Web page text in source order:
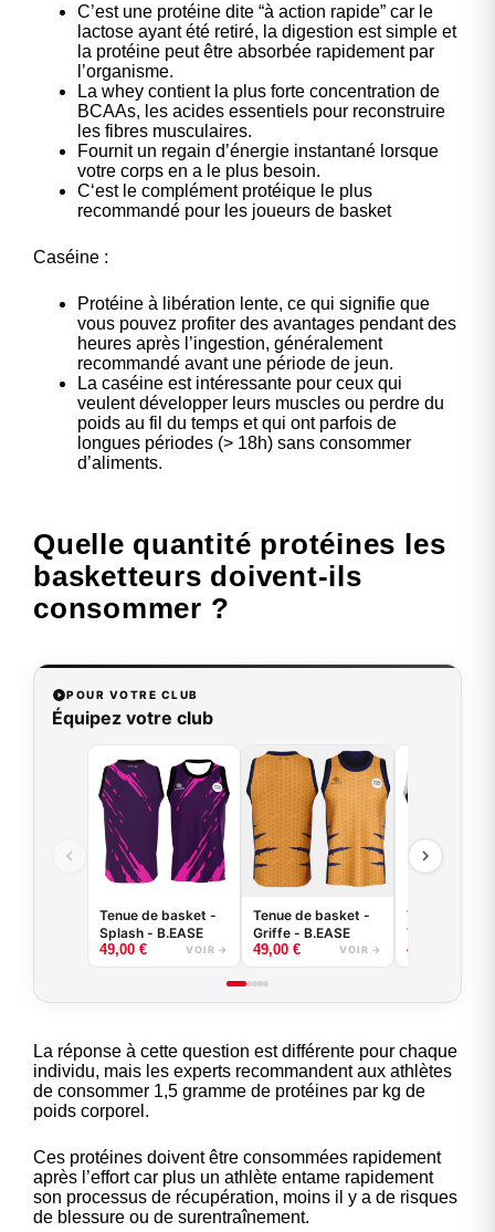
C’est une protéine dite “à action rapide” car le
lactose ayant été retiré, la digestion est simple et
la protéine peut être absorbée rapidement par
l’organisme.
La whey contient la plus forte concentration de
BCAAs, les acides essentiels pour reconstruire
les fibres musculaires.
Fournit un regain d’énergie instantané lorsque
votre corps en a le plus besoin.
C‘est le complément protéique le plus
recommandé pour les joueurs de basket
Caséine :
Protéine à libération lente, ce qui signifie que
vous pouvez profiter des avantages pendant des
heures après l’ingestion, généralement
recommandé avant une période de jeun.
La caséine est intéressante pour ceux qui
veulent développer leurs muscles ou perdre du
poids au fil du temps et qui ont parfois de
longues périodes (> 18h) sans consommer
d’aliments.
Quelle quantité protéines les
basketteurs doivent-ils
consommer ?
POUR VOTRE CLUB
Équipez votre club
Tenue de basket -
Splash - B.EASE
49,00 € VOIR →
Tenue de basket -
Griffe - B.EASE
49,00 € VOIR →
Tenue de
Tiger -
49,00
La réponse à cette question est différente pour chaque
individu, mais les experts recommandent aux athlètes
de consommer 1,5 gramme de protéines par kg de
poids corporel.
Ces protéines doivent être consommées rapidement
après l’effort car plus un athlète entame rapidement
son processus de récupération, moins il y a de risques
de blessure ou de surentraînement.